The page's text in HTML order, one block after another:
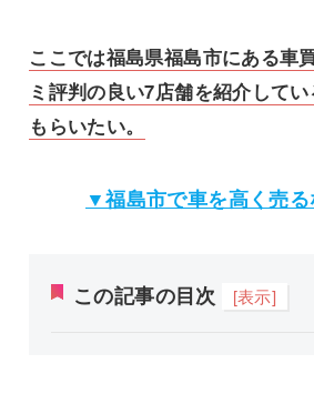
ここでは福島県福島市にある車
ミ評判の良い7店舗を紹介して
もらいたい。
▼福島市で車を高く売
この記事の目次 [表示]